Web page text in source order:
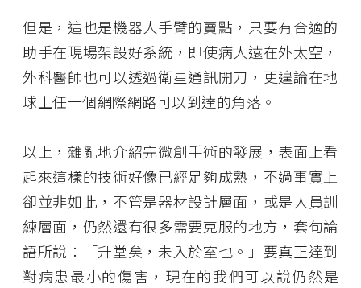
但是，這也是機器人手臂的賣點，只要有合適的
助手在現場架設好系統，即使病人遠在外太空，
外科醫師也可以透過衛星通訊開刀，更遑論在地
球上任一個網際網路可以到達的角落。
以上，雜亂地介紹完微創手術的發展，表面上看
起來這樣的技術好像已經足夠成熟，不過事實上
卻並非如此，不管是器材設計層面，或是人員訓
練層面，仍然還有很多需要克服的地方，套句論
語所說：「升堂矣，未入於室也。」要真正達到
對病患最小的傷害，現在的我們可以說仍然是